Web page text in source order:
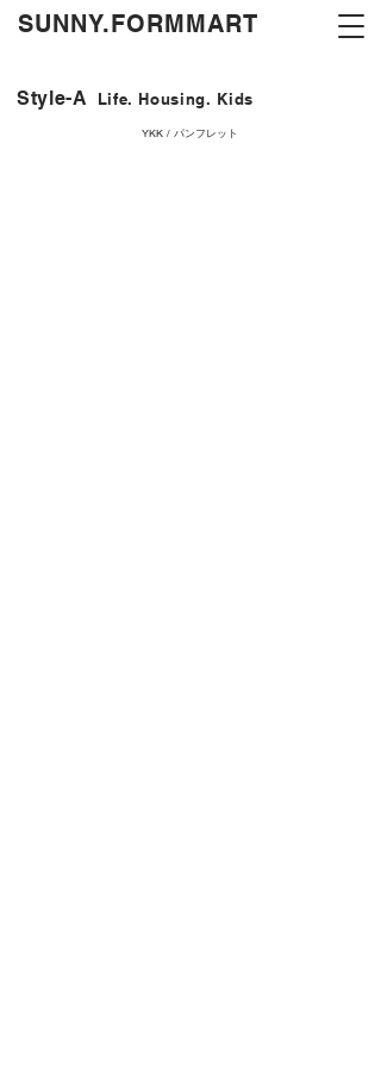
​SUNNY.FORMMART
Style-A Life. Housing. Kids
YKK / パンフレット